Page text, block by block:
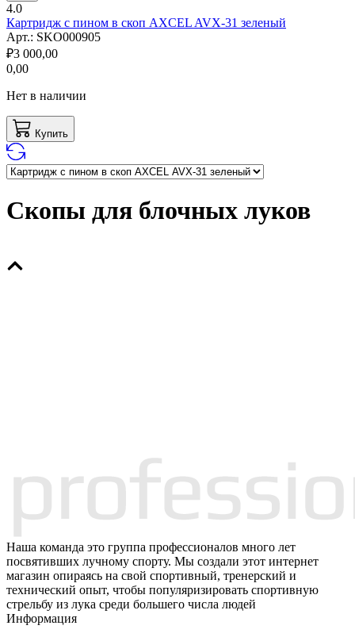
4.0
Картридж с пином в скоп AXCEL AVX-31 зеленый
Арт.: SKO000905
₽3 000,00
0,00
Нет в наличии
Купить
Скопы для блочных луков
Наша команда это группа профессионалов много лет
посвятивших лучному спорту. Мы создали этот интернет
магазин опираясь на свой спортивный, тренерский и
технический опыт, чтобы популяризировать спортивную
стрельбу из лука среди большего числа людей
Информация